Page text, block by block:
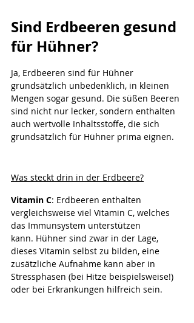
Sind Erdbeeren gesund
für Hühner?
Ja, Erdbeeren sind für Hühner
grundsätzlich unbedenklich, in kleinen
Mengen sogar gesund. Die süßen Beeren
sind nicht nur lecker, sondern enthalten
auch wertvolle Inhaltsstoffe, die sich
grundsätzlich für Hühner prima eignen.
Was steckt drin in der Erdbeere?
Vitamin C: Erdbeeren enthalten
vergleichsweise viel Vitamin C, welches
das Immunsystem unterstützen
kann. Hühner sind zwar in der Lage,
dieses Vitamin selbst zu bilden, eine
zusätzliche Aufnahme kann aber in
Stressphasen (bei Hitze beispielsweise!)
oder bei Erkrankungen hilfreich sein.